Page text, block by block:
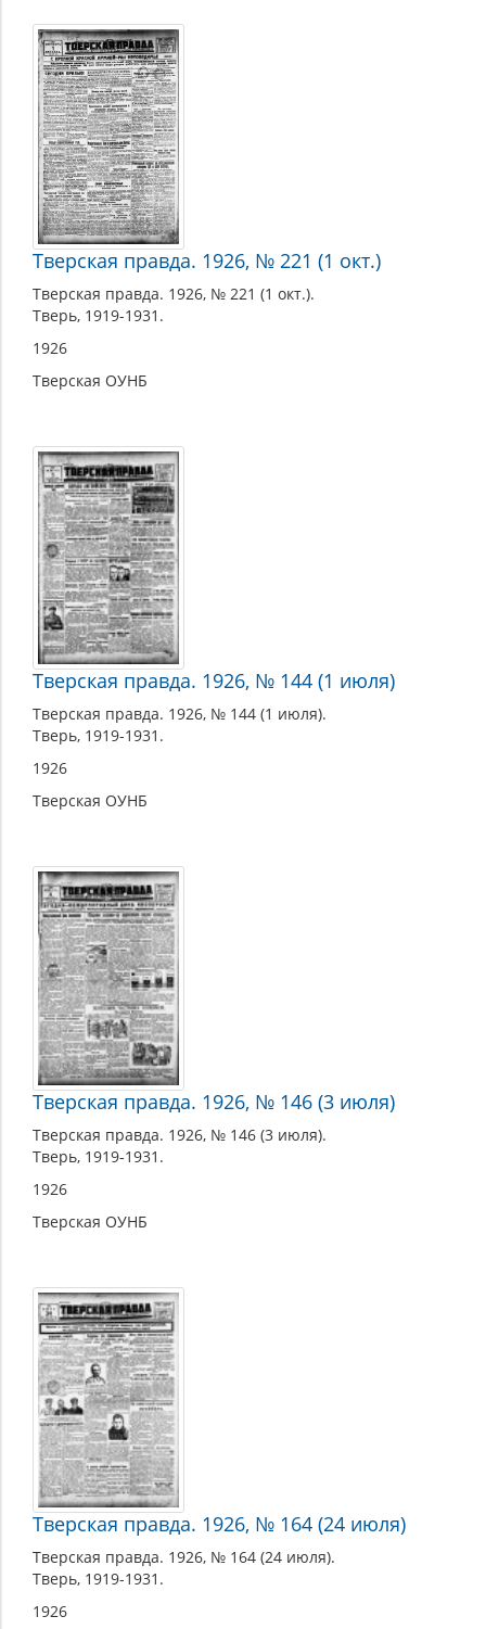
Тверская правда. 1926, № 221 (1 окт.)
Тверская правда. 1926, № 221 (1 окт.).
Тверь, 1919-1931.
1926
Тверская ОУНБ
Тверская правда. 1926, № 144 (1 июля)
Тверская правда. 1926, № 144 (1 июля).
Тверь, 1919-1931.
1926
Тверская ОУНБ
Тверская правда. 1926, № 146 (3 июля)
Тверская правда. 1926, № 146 (3 июля).
Тверь, 1919-1931.
1926
Тверская ОУНБ
Тверская правда. 1926, № 164 (24 июля)
Тверская правда. 1926, № 164 (24 июля).
Тверь, 1919-1931.
1926